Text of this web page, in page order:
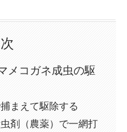
メコガネ成虫の駆
まえて駆除する
剤（農薬）で一網打